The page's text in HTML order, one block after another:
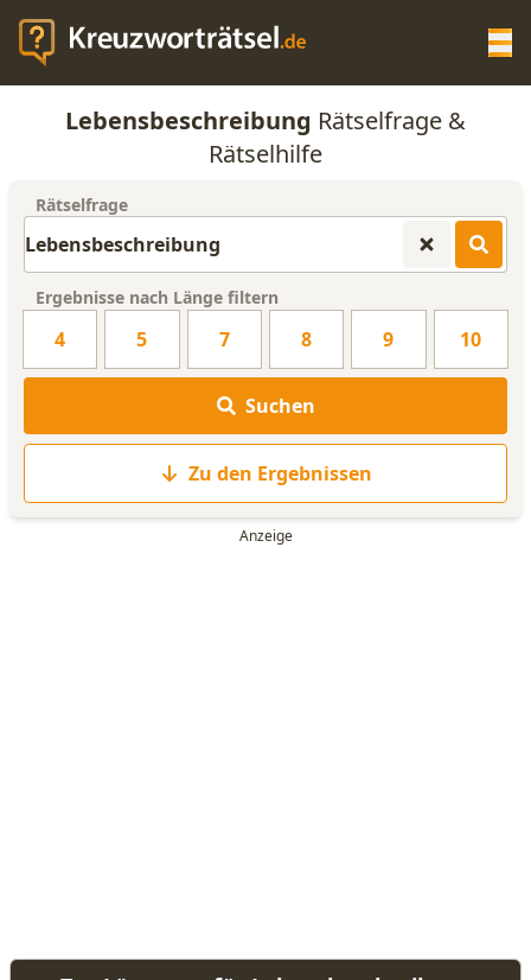
KREUZWORTRÄTSEL-HILFE
ANAGRAMM-GENERATOR
WORTLISTE
Lebensbeschreibung Rätselfrage &
Rätselhilfe
Rätselfrage
Ergebnisse nach Länge filtern
4 5 7 8 9 10
Suchen
Zu den Ergebnissen